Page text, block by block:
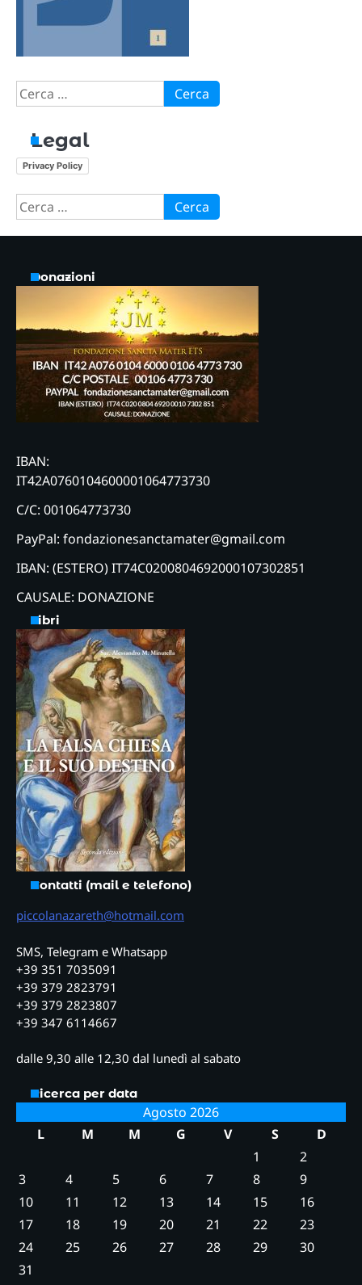
Ricerca
per:
Legal
Privacy Policy
Ricerca
per:
Donazioni
IBAN:
IT42A0760104600001064773730
C/C: 001064773730
PayPal: fondazionesanctamater@gmail.com
IBAN: (ESTERO) IT74C0200804692000107302851
CAUSALE: DONAZIONE
Libri
Contatti (mail e telefono)
piccolanazareth@hotmail.com
SMS, Telegram e Whatsapp
+39 351 7035091
+39 379 2823791
+39 379 2823807
+39 347 6114667
dalle 9,30 alle 12,30 dal lunedì al sabato
Ricerca per data
Agosto 2026
L
M M G V S
D
1
2
3
4 5 6 7 8
9
10
11 12 13 14 15
16
17
18 19 20 21 22
23
24
25 26 27 28 29
30
31